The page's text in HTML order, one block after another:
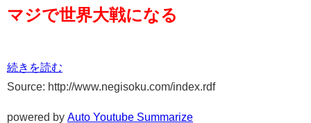
マジで世界大戦になる
続きを読む
Source: http://www.negisoku.com/index.rdf
powered by Auto Youtube Summarize